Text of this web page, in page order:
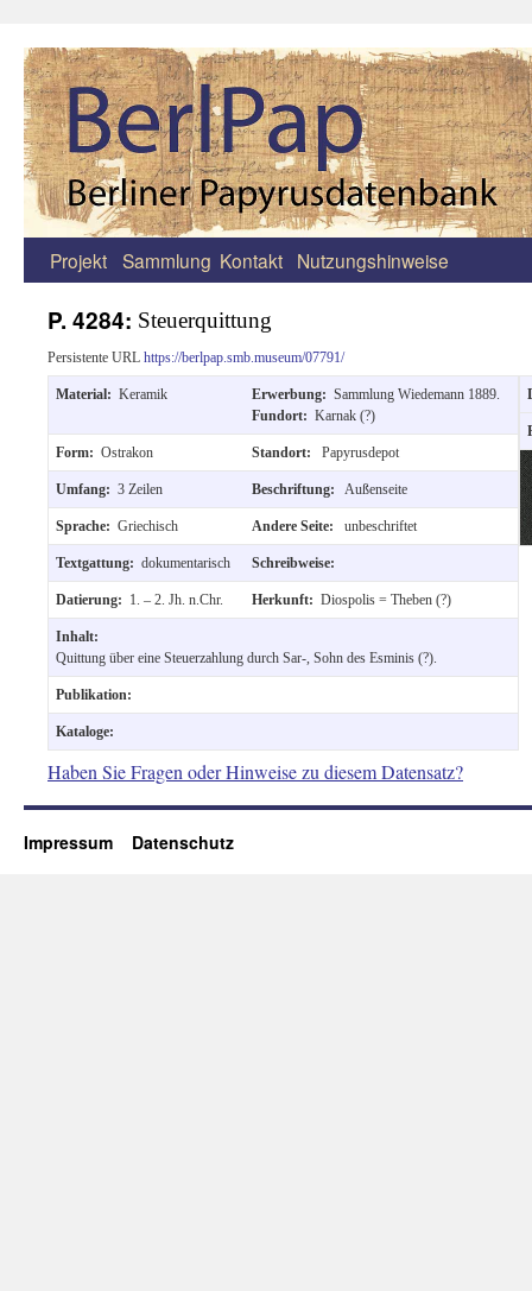
Zum
springen
Projekt Sammlung Kontakt Nutzungshinweise
P. 4284: Steuerquittung
Persistente URL https://berlpap.smb.museum/07791/
Material: Keramik Erwerbung: Sammlung Wiedemann 1889.
Fundort: Karnak (?)
Form: Ostrakon Standort: Papyrusdepot
Umfang: 3 Zeilen Beschriftung: Außenseite
Sprache: Griechisch Andere Seite: unbeschriftet
Textgattung: dokumentarisch Schreibweise:
Datierung: 1. – 2. Jh. n.Chr. Herkunft: Diospolis = Theben (?)
Inhalt:
Quittung über eine Steuerzahlung durch Sar-, Sohn des Esminis (?).
Publikation:
Kataloge:
Haben Sie Fragen oder Hinweise zu diesem Datensatz?
Impressum Datenschutz